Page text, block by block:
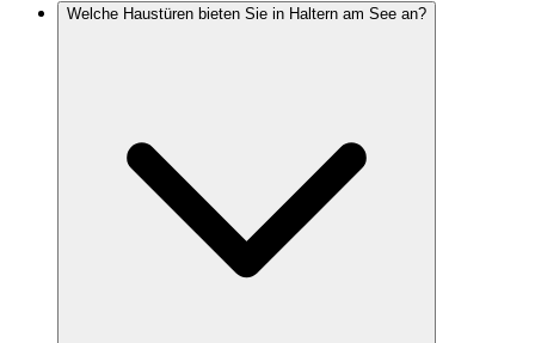
Welche Haustüren bieten Sie in Haltern am See an?